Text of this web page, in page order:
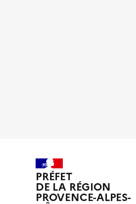
PRÉFET
DE LA RÉGION
PROVENCE-ALPES-